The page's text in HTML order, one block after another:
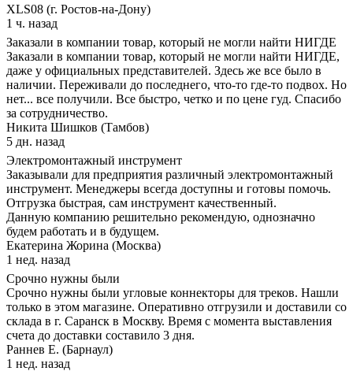
XLS08 (г. Ростов-на-Дону)
1 ч. назад
Заказали в компании товар, который не могли найти НИГДЕ
Заказали в компании товар, который не могли найти НИГДЕ,
даже у официальных представителей. Здесь же все было в
наличии. Переживали до последнего, что-то где-то подвох. Но
нет... все получили. Все быстро, четко и по цене гуд. Спасибо
за сотрудничество.
Никита Шишков (Тамбов)
5 дн. назад
Электромонтажный инструмент
Заказывали для предприятия различный электромонтажный
инструмент. Менеджеры всегда доступны и готовы помочь.
Отгрузка быстрая, сам инструмент качественный.
Данную компанию решительно рекомендую, однозначно
будем работать и в будущем.
Екатерина Жорина (Москва)
1 нед. назад
Срочно нужны были
Срочно нужны были угловые коннекторы для треков. Нашли
только в этом магазине. Оперативно отгрузили и доставили со
склада в г. Саранск в Москву. Время с момента выставления
счета до доставки составило 3 дня.
Раннев Е. (Барнаул)
1 нед. назад